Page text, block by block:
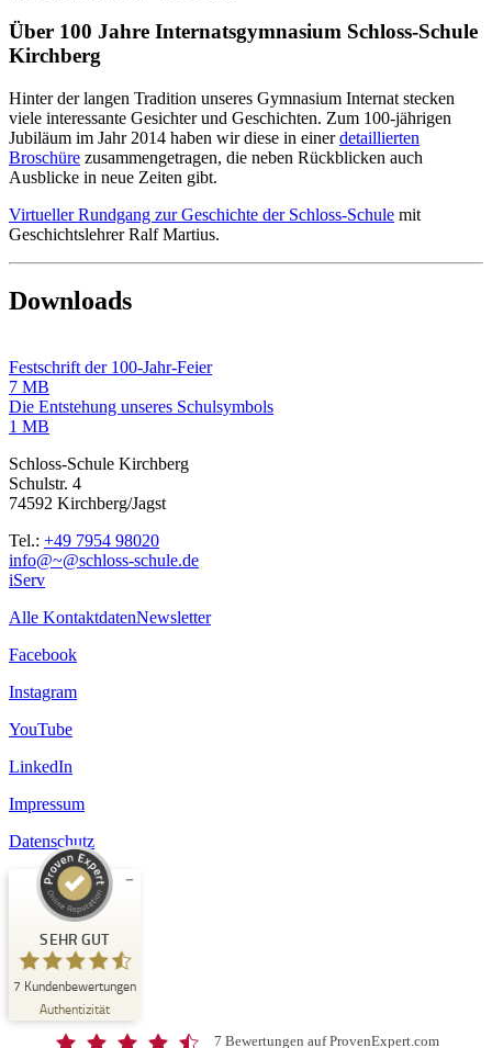
Über 100 Jahre Internatsgymnasium Schloss-Schule
Kirchberg
Hinter der langen Tradition unseres Gymnasium Internat stecken
viele interessante Gesichter und Geschichten. Zum 100-jährigen
Jubiläum im Jahr 2014 haben wir diese in einerdetaillierten
Broschüre zusammengetragen, die neben Rückblicken auch
Ausblicke in neue Zeiten gibt.
Virtueller Rundgang zur Geschichte der Schloss-Schule mit
Geschichtslehrer Ralf Martius.
Downloads
Festschrift der 100-Jahr-Feier
7 MB
Die Entstehung unseres Schulsymbols
1 MB
Schloss-Schule Kirchberg
Schulstr. 4
74592 Kirchberg/Jagst
Tel.: +49 7954 98020
info@~@schloss-schule.de
iServ
Alle KontaktdatenNewsletter
Facebook
Instagram
YouTube
LinkedIn
Impressum
Datenschutz
SEHR GUT
7 Kundenbewertungen
Authentizität
Kundenbewertungen und Erfahrungen zu
Schloss-Schule Kirchberg
ProvenExpert.com
SEHR GUT
4,67
/
5,00 7 Bewertungen auf ProvenExpert.com